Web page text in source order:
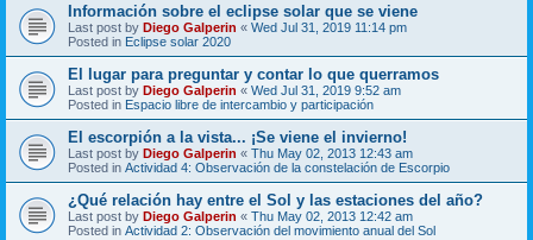
Información sobre el eclipse solar que se viene
Last post by Diego Galperin « Wed Jul 31, 2019 11:14 pm
Posted in Eclipse solar 2020
El lugar para preguntar y contar lo que querramos
Last post by Diego Galperin « Wed Jul 31, 2019 9:52 am
Posted in Espacio libre de intercambio y participación
El escorpión a la vista... ¡Se viene el invierno!
Last post by Diego Galperin « Thu May 02, 2013 12:43 am
Posted in Actividad 4: Observación de la constelación de Escorpio
¿Qué relación hay entre el Sol y las estaciones del año?
Last post by Diego Galperin « Thu May 02, 2013 12:42 am
Posted in Actividad 2: Observación del movimiento anual del Sol